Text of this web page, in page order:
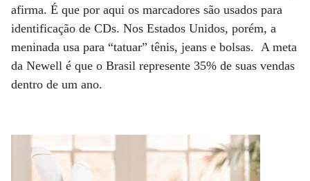
afirma. É que por aqui os marcadores são usados para
identificação de CDs. Nos Estados Unidos, porém, a
meninada usa para “tatuar” tênis, jeans e bolsas. A meta
da Newell é que o Brasil represente 35% de suas vendas
dentro de um ano.